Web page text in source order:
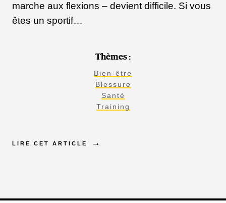
marche aux flexions – devient difficile. Si vous
êtes un sportif…
Thèmes :
Bien-être
Blessure
Santé
Training
LIRE CET ARTICLE